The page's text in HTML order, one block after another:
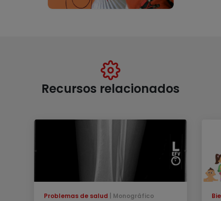
Recursos relacionados
Problemas de salud Monográfico